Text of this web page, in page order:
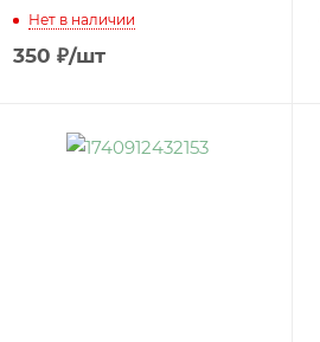
Нет в наличии
350 ₽/шт